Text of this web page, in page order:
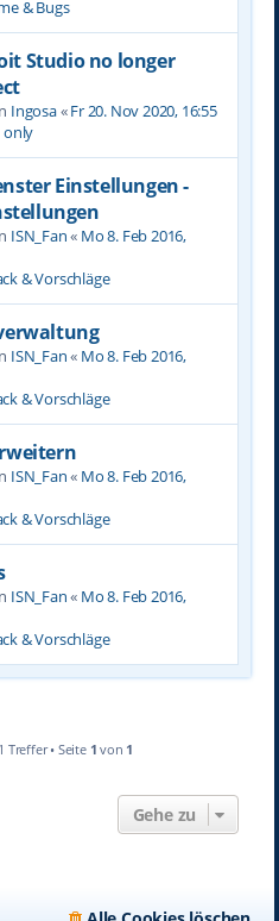
& Bugs
Studio no longer
Ingosa«Fr 20. Nov 2020, 16:55
only
Einstellungen -
ISN_Fan« Mo 8. Feb 2016,
& Vorschläge
ISN_Fan« Mo 8. Feb 2016,
& Vorschläge
ISN_Fan« Mo 8. Feb 2016,
& Vorschläge
ISN_Fan« Mo 8. Feb 2016,
& Vorschläge
Treffer • Seite 1 von 1
Gehe zu